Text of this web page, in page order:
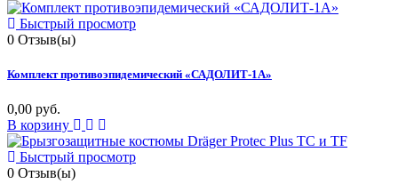
Быстрый просмотр
0 Отзыв(ы)
Комплект противоэпидемический «САДОЛИТ-1А»
0,00 руб.
В корзину
Быстрый просмотр
0 Отзыв(ы)